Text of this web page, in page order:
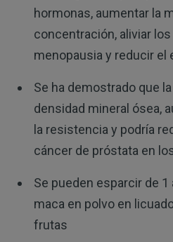
hormonas, aumentar la
concentración, aliviar
menopausia y reducir el
Se ha demostrado que
densidad mineral ósea,
la resistencia y podría
cáncer de próstata en
Se pueden esparcir de 1
maca en polvo en
frutas